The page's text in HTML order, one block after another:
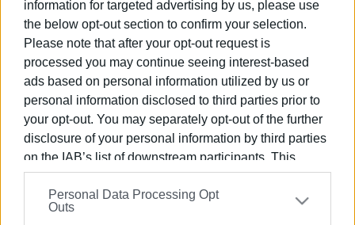
information for targeted advertising by us, please use
the below opt-out section to confirm your selection.
Please note that after your opt-out request is
processed you may continue seeing interest-based
ads based on personal information utilized by us or
personal information disclosed to third parties prior to
your opt-out. You may separately opt-out of the further
disclosure of your personal information by third parties
on the IAB’s list of downstream participants. This
information may also be disclosed by us to third parties
on theIAB’s List of Downstream Participants
that may
further disclose it to other third parties.
Personal Data Processing Opt
Outs
τους και να λάβουνcredit voucherγια μελλοντική
χρήση.
Εξέλιξη Απεργίας
Σύμφωνα με σχετική NOTAMαπό την Υπηρεσία
Πολιτικής Αεροπορίας (ΥΠΑ), η συμμετοχή των
Ελεγκτών στην απεργία μπορεί ναανασταλείκατόπιν
σχετικής απόφασης των αρμόδιων δικαστικών αρχών.
Σημαντική Σημείωση:Έως ότου εκδοθεί η σχετική
απόφαση, οι εταιρείες